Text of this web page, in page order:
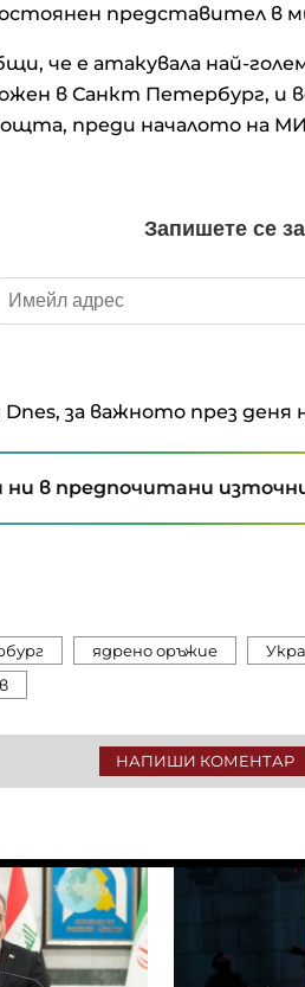
представител в
че е атакувала най-
в Санкт Петербург, и
преди началото на
Dnes, за важното през
ни в предпочитани
ядрено оръжие
НАПИШИ КОМЕНТАР